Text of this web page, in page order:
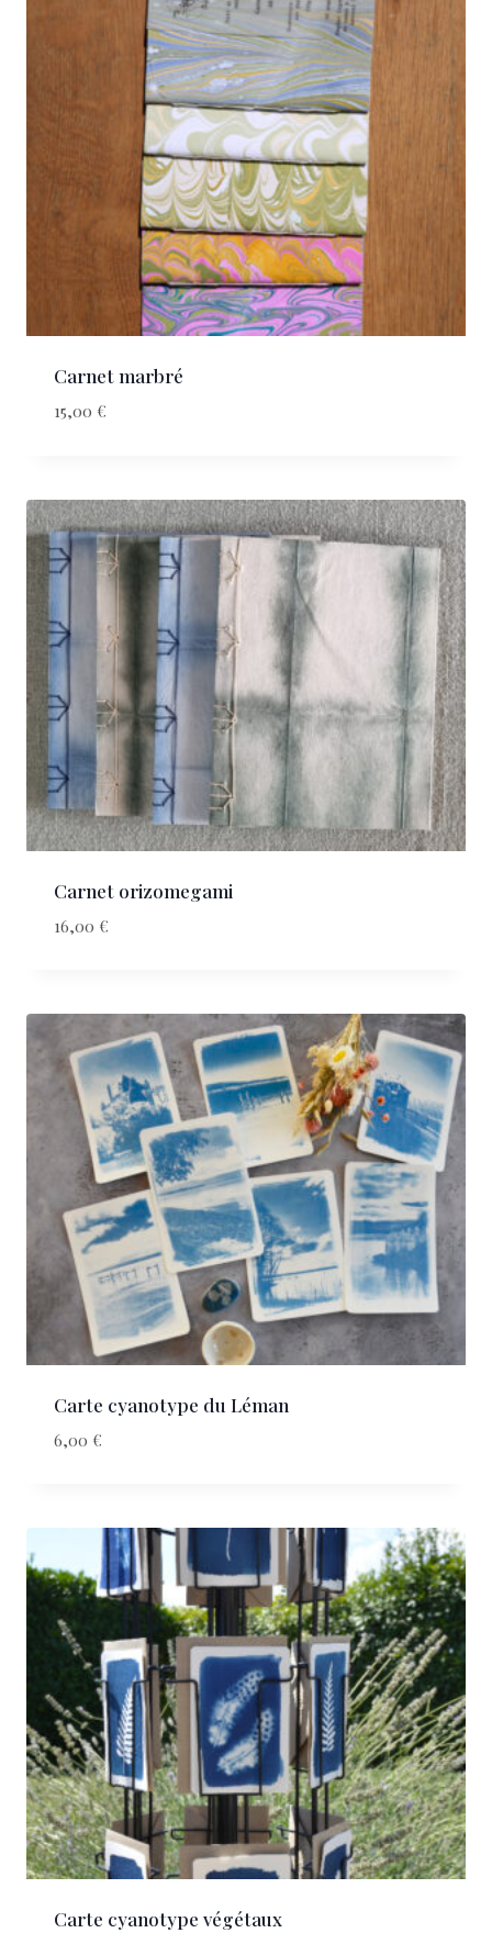
Carnet marbré
15,00 €
Carnet orizomegami
16,00 €
Carte cyanotype du Léman
6,00 €
Carte cyanotype végétaux